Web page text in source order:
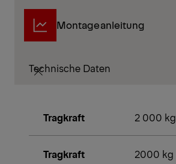
Montageanleitung
Technische Daten
Tragkraft 2 000 kg
Tragkraft 2000 kg